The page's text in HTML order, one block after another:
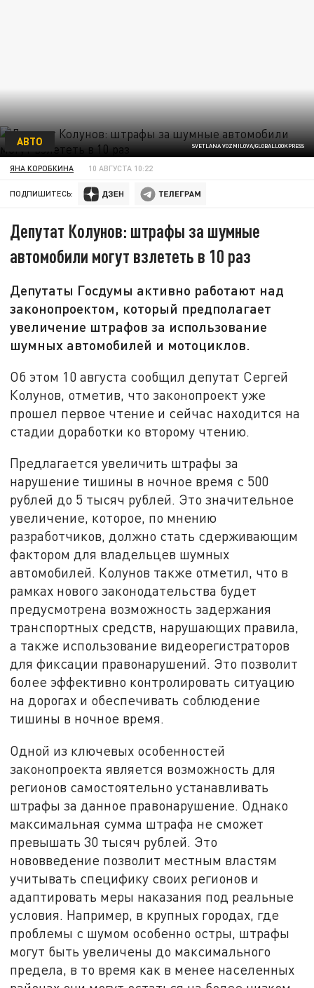
SVETLANA VOZMILOVA/GLOBALLOOKPRESS
АВТО
ЯНА КОРОБКИНА 10 АВГУСТА 10:22
ПОДПИШИТЕСЬ:
Депутат Колунов: штрафы за шумные
автомобили могут взлететь в 10 раз
Депутаты Госдумы активно работают над
законопроектом, который предполагает
увеличение штрафов за использование
шумных автомобилей и мотоциклов.
Об этом 10 августа сообщил депутат Сергей
Колунов, отметив, что законопроект уже
прошел первое чтение и сейчас находится на
стадии доработки ко второму чтению.
Предлагается увеличить штрафы за
нарушение тишины в ночное время с 500
рублей до 5 тысяч рублей. Это значительное
увеличение, которое, по мнению
разработчиков, должно стать сдерживающим
фактором для владельцев шумных
автомобилей. Колунов также отметил, что в
рамках нового законодательства будет
предусмотрена возможность задержания
транспортных средств, нарушающих правила,
а также использование видеорегистраторов
для фиксации правонарушений. Это позволит
более эффективно контролировать ситуацию
на дорогах и обеспечивать соблюдение
тишины в ночное время.
Одной из ключевых особенностей
законопроекта является возможность для
регионов самостоятельно устанавливать
штрафы за данное правонарушение. Однако
максимальная сумма штрафа не сможет
превышать 30 тысяч рублей. Это
нововведение позволит местным властям
учитывать специфику своих регионов и
адаптировать меры наказания под реальные
условия. Например, в крупных городах, где
проблемы с шумом особенно остры, штрафы
могут быть увеличены до максимального
предела, в то время как в менее населенных